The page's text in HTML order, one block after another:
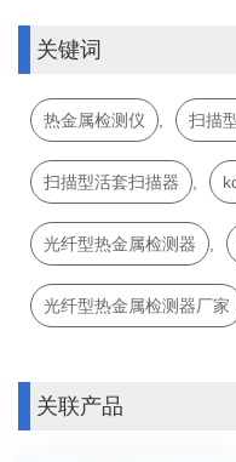
关键词
热金属检测仪 , 扫描
扫描型活套扫描器 ,
光纤型热金属检测器 ,
光纤型热金属检测器厂家
关联产品